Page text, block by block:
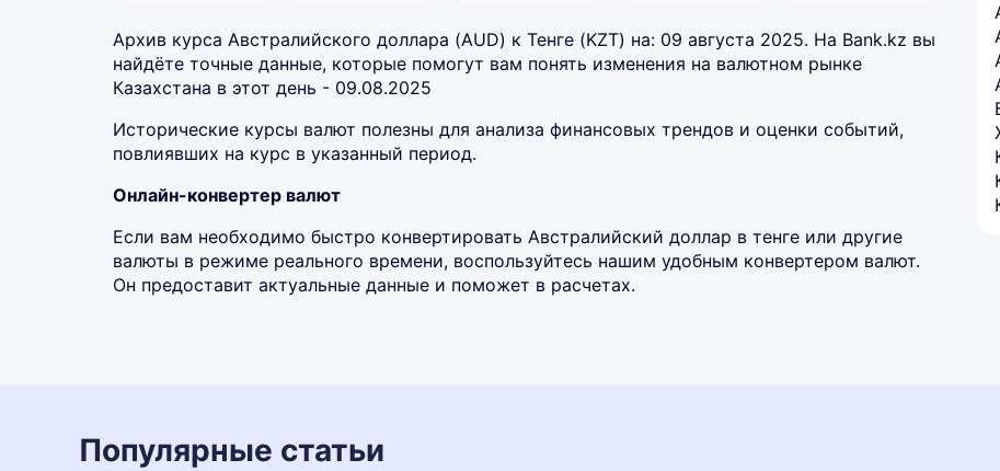
Архив курса Австралийского доллара (AUD) к Тенге (KZT) на: 09 августа 2025. На Bank.kz вы
найдёте точные данные, которые помогут вам понять изменения на валютном рынке
Казахстана в этот день - 09.08.2025
Исторические курсы валют полезны для анализа финансовых трендов и оценки событий,
повлиявших на курс в указанный период.
Онлайн-конвертер валют
Если вам необходимо быстро конвертировать Австралийский доллар в тенге или другие
валюты в режиме реального времени, воспользуйтесь нашим удобным конвертером валют.
Он предоставит актуальные данные и поможет в расчетах.
Популярные статьи